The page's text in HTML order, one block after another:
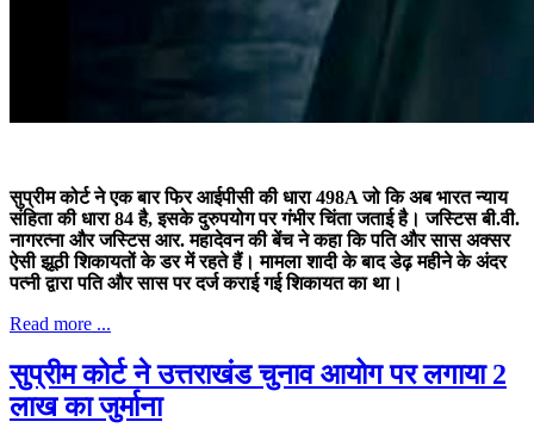
सुप्रीम कोर्ट ने एक बार फिर आईपीसी की धारा 498A जो कि अब भारत न्याय
संहिता की धारा 84 है, इसके दुरुपयोग पर गंभीर चिंता जताई है। जस्टिस बी.वी.
नागरत्ना और जस्टिस आर. महादेवन की बेंच ने कहा कि पति और सास अक्सर
ऐसी झूठी शिकायतों के डर में रहते हैं। मामला शादी के बाद डेढ़ महीने के अंदर
पत्नी द्वारा पति और सास पर दर्ज कराई गई शिकायत का था।
Read more ...
सुप्रीम कोर्ट ने उत्तराखंड चुनाव आयोग पर लगाया 2
लाख का जुर्माना